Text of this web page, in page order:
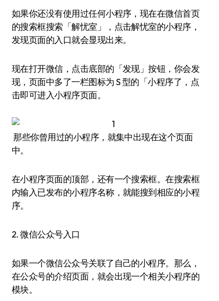
如果你还没有使用过任何小程序，现在在微信首页
的搜索框搜索「解忧室」，点击解忧室的小程序，
发现页面的入口就会显现出来。
现在打开微信，点击底部的「发现」按钮，你会发
现，页面中多了一栏图标为 S 型的「小程序了，点
击即可进入小程序页面。
那些你曾用过的小程序，就集中出现在这个页面
中。
在小程序页面的顶部，还有一个搜索框。在搜索框
内输入已发布的小程序名称，就能搜到相应的小程
序。
2. 微信公众号入口
如果一个微信公众号关联了自己的小程序。那么，
在公众号的介绍页面，就会出现一个相关小程序的
模块。